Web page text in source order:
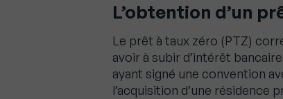
L’obtention d’un
Le prêt à taux zéro (PTZ)
avoir à subir d’intérêt
ayant signé une convention
l’acquisition d’une résidence